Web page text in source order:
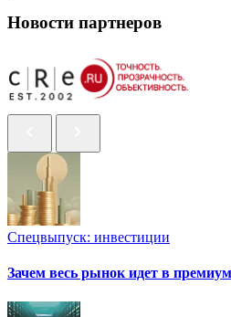
Новости партнеров
Спецвыпуск: инвестиции
Зачем весь рынок идет в